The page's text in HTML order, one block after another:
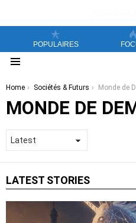
POPULAIRES
You are here:
Home Sociétés & Futurs Monde de
MONDE DE
LATEST STORIES